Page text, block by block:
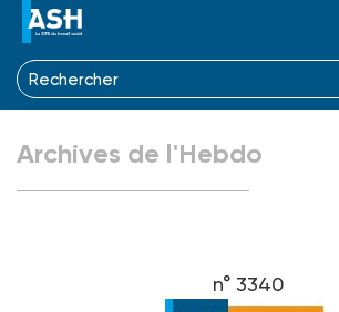
Archives de l'Hebdo
n° 3340